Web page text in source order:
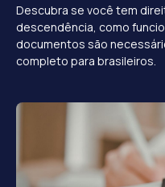
Descubra se você tem
descendência, como
documentos são
completo para brasileiros.